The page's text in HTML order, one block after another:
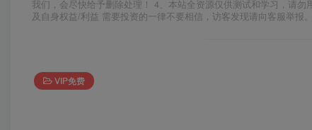
我们，会尽快给予删除处理！ 4、本站全资源仅供测试和学习，请
及自身权益/利益 需要投资的一律不要相信，访客发现请向客服举
VIP免费